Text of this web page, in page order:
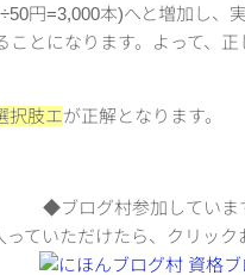
円=3,000本)へと増加し、
ことになります。よって、
択肢エが正解となります。
◆ブログ村参加してい
っていただけたら、クリック